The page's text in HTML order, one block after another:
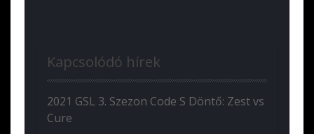
Kapcsolódó hírek
2021 GSL 3. Szezon Code S Döntő: Zest vs
Cure